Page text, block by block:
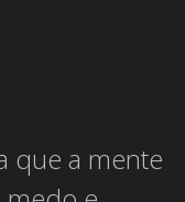
que a mente